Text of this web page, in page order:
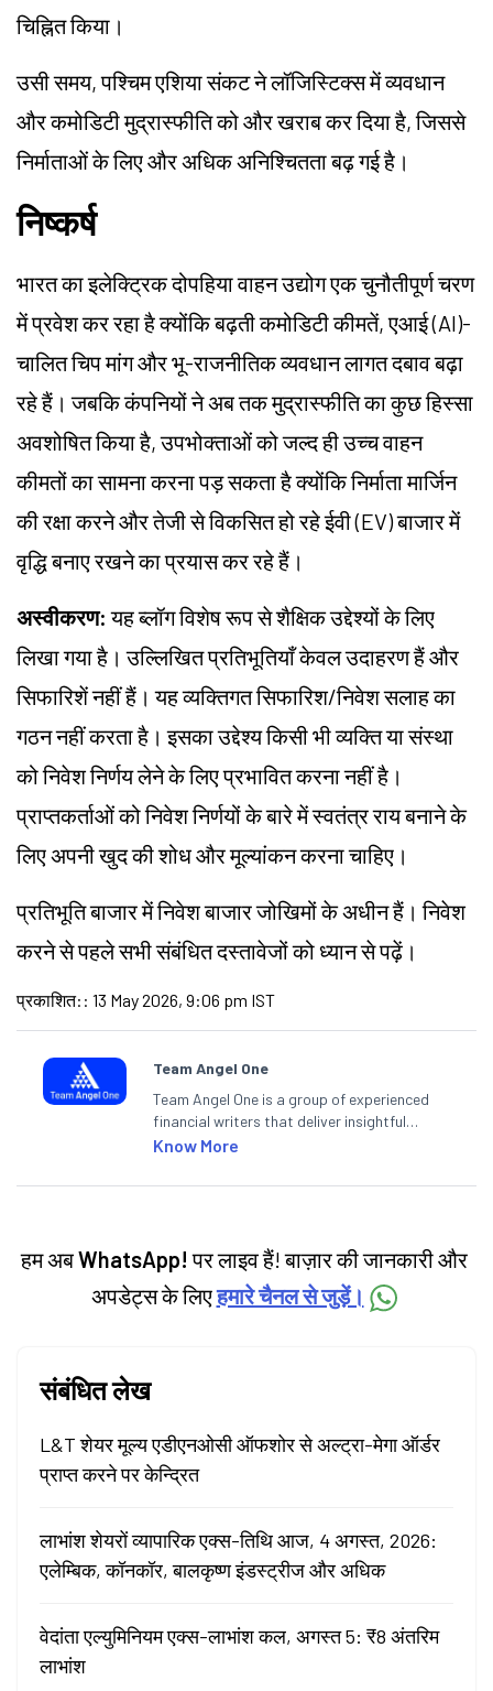
चिह्नित किया।
उसी समय, पश्चिम एशिया संकट ने लॉजिस्टिक्स में व्यवधान
और कमोडिटी मुद्रास्फीति को और खराब कर दिया है, जिससे
निर्माताओं के लिए और अधिक अनिश्चितता बढ़ गई है।
निष्कर्ष
भारत का इलेक्ट्रिक दोपहिया वाहन उद्योग एक चुनौतीपूर्ण चरण
में प्रवेश कर रहा है क्योंकि बढ़ती कमोडिटी कीमतें, एआई (AI)-
चालित चिप मांग और भू-राजनीतिक व्यवधान लागत दबाव बढ़ा
रहे हैं। जबकि कंपनियों ने अब तक मुद्रास्फीति का कुछ हिस्सा
अवशोषित किया है, उपभोक्ताओं को जल्द ही उच्च वाहन
कीमतों का सामना करना पड़ सकता है क्योंकि निर्माता मार्जिन
की रक्षा करने और तेजी से विकसित हो रहे ईवी (EV) बाजार में
वृद्धि बनाए रखने का प्रयास कर रहे हैं।
अस्वीकरण:यह ब्लॉग विशेष रूप से शैक्षिक उद्देश्यों के लिए
लिखा गया है। उल्लिखित प्रतिभूतियाँ केवल उदाहरण हैं और
सिफारिशें नहीं हैं। यह व्यक्तिगत सिफारिश/निवेश सलाह का
गठन नहीं करता है। इसका उद्देश्य किसी भी व्यक्ति या संस्था
को निवेश निर्णय लेने के लिए प्रभावित करना नहीं है।
प्राप्तकर्ताओं को निवेश निर्णयों के बारे में स्वतंत्र राय बनाने के
लिए अपनी खुद की शोध और मूल्यांकन करना चाहिए।
प्रतिभूति बाजार में निवेश बाजार जोखिमों के अधीन हैं। निवेश
करने से पहले सभी संबंधित दस्तावेजों को ध्यान से पढ़ें।
प्रकाशित: : 13 May 2026, 9:06 pm IST
Team Angel One
Team Angel One is a group of experienced
financial writers that deliver insightful
articles on the stock market, IPO, economy,
categories.
Know More
हम अबWhatsApp! पर लाइव हैं! बाज़ार की जानकारी और
अपडेट्स के लिएहमारे चैनल से जुड़ें।
संबंधित लेख
L&T शेयर मूल्य एडीएनओसी ऑफशोर से अल्ट्रा-मेगा ऑर्डर
प्राप्त करने पर केन्द्रित
लाभांश शेयरों व्यापारिक एक्स-तिथि आज, 4 अगस्त, 2026:
एलेम्बिक, कॉनकॉर, बालकृष्ण इंडस्ट्रीज और अधिक
वेदांता एल्युमिनियम एक्स-लाभांश कल, अगस्त 5: ₹8 अंतरिम
लाभांश